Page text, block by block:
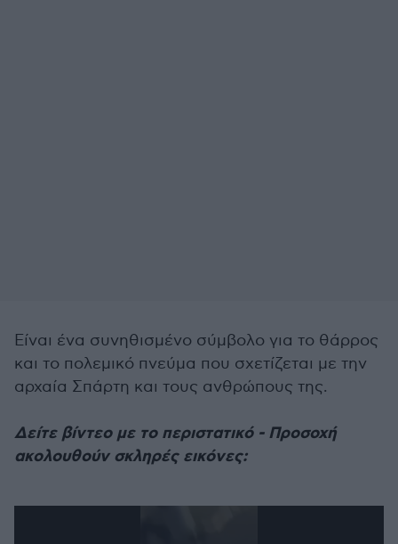
Είναι ένα συνηθισμένο σύμβολο για το θάρρος
και το πολεμικό πνεύμα που σχετίζεται με την
αρχαία Σπάρτη και τους ανθρώπους της.
Δείτε βίντεο με το περιστατικό - Προσοχή
ακολουθούν σκληρές εικόνες: